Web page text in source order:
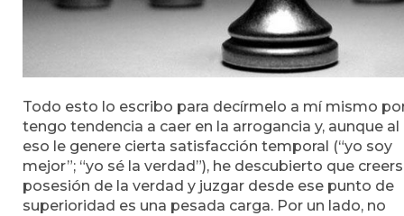
Todo esto lo escribo para decírmelo a mí mismo
tengo tendencia a caer en la arrogancia y, aunque al
eso le genere cierta satisfacción temporal (“yo soy
mejor”; “yo sé la verdad”), he descubierto que
posesión de la verdad y juzgar desde ese punto de
superioridad es una pesada carga. Por un lado, no